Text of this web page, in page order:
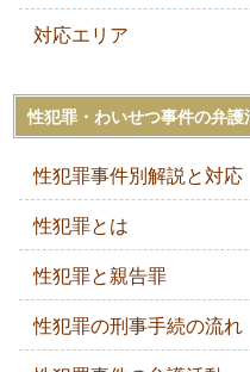
対応エリア
性犯罪・わいせつ事件の弁護
性犯罪事件別解説と対応
性犯罪とは
性犯罪と親告罪
性犯罪の刑事手続の流れ